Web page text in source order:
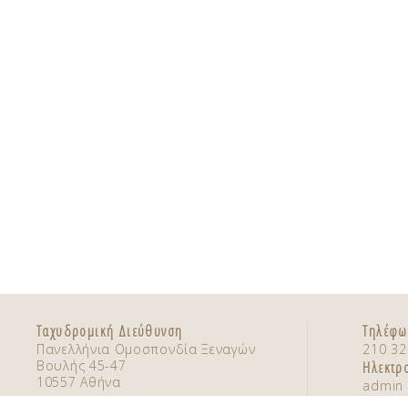
Ταχυδρομική Διεύθυνση
Πανελλήνια Ομοσπονδία Ξεναγών
Βουλής 45-47
10557 Αθήνα
210
admin